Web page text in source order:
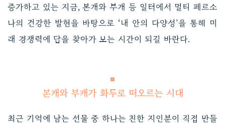
증가하고 있는 지금, 본캐와 부캐 등 일터에서 멀티 페르소
나의 건강한 발현을 바탕으로 ‘내 안의 다양성’을 통해 미
래 경쟁력에 답을 찾아가 보는 시간이 되길 바란다.
본캐와 부캐가 화두로 떠오르는 시대
최근 기억에 남는 선물 중 하나는 친한 지인분이 직접 만들